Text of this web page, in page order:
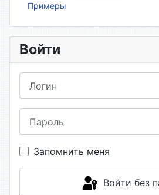
Примеры
Войти
Запомнить меня
Войти без